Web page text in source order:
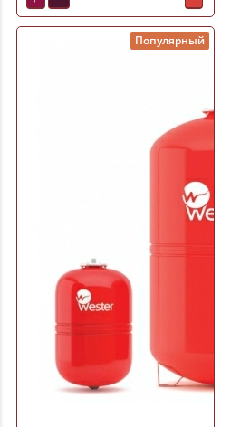
Популярный